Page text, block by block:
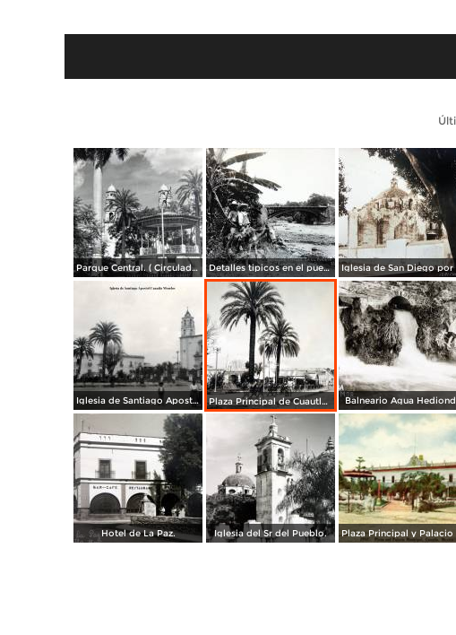
Parque Central. ( Circulada el 5 de Enero de 1953 ). Detalles tipicos en el puente.
Iglesia de Santiago Apostol Cuautla Morelos. Plaza Principal de Cuautla Morelos. ( Circulada el 2 de Noviembre de 1928 ). Balneario Agua
Hotel de La Paz. Iglesia del Sr del Pueblo.